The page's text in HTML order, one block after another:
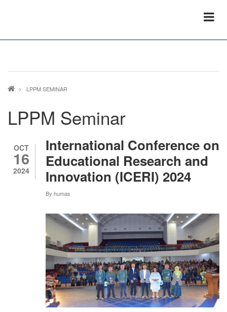
Breadcrumb
LPPM SEMINAR
LPPM Seminar
OCT
16
2024
International Conference on
Educational Research and
Innovation (ICERI) 2024
By humas